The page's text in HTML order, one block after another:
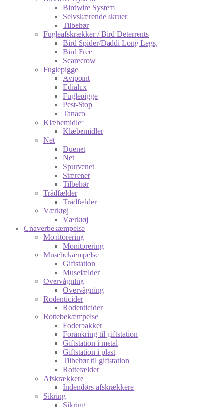
Birdwire System
Selvskærende skruer
Tilbehør
Fugleafskrækker / Bird Deterrents
Bird Spider/Daddi Long Legs,
Bird Free
Scarecrow
Fuglepigge
Avipoint
Edialux
Fuglepigge
Pest-Stop
Tanaco
Klæbemidler
Klæbemidler
Net
Duenet
Net
Spurvenet
Stærenet
Tilbehør
Trådfælder
Trådfælder
Værktøj
Værktøj
Gnaverbekæmpelse
Monitorering
Monitorering
Musebekæmpelse
Giftstation
Musefælder
Overvågning
Overvågning
Rodenticider
Rodenticider
Rottebekæmpelse
Foderbakker
Forankring til giftstation
Giftstation i metal
Giftstation i plast
Tilbehør til giftstation
Rottefælder
Afskrækkere
Indendørs afskrækkere
Sikring
Sikring